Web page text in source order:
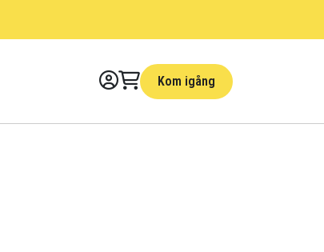
Kom igång